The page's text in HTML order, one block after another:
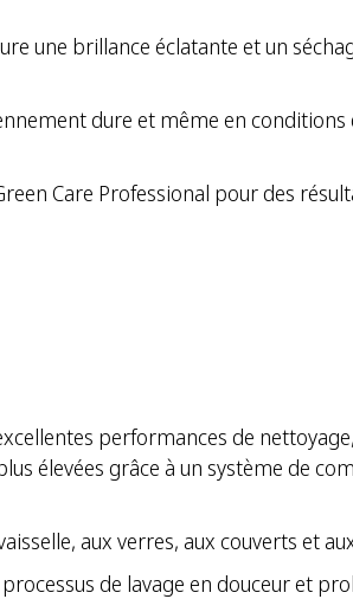
une brillance éclatante et un
dure et même en
Care Professional pour des
performances de
élevées grâce à un système de
aux verres, aux couverts et
de lavage en douceur et